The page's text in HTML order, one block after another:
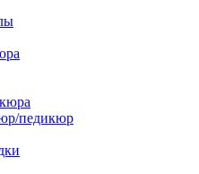
педикюр